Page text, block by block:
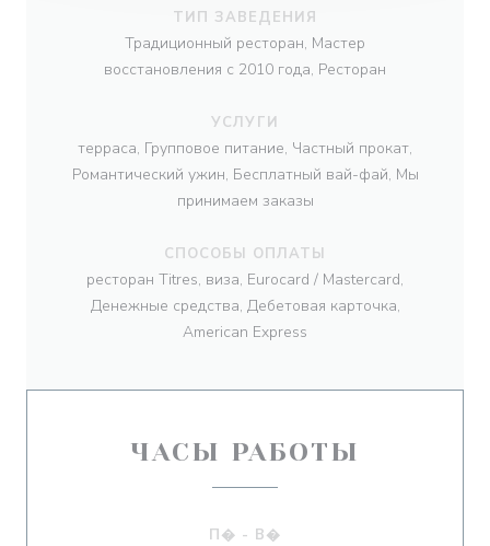
ТИП ЗАВЕДЕНИЯ
Традиционный ресторан, Мастер
восстановления с 2010 года, Ресторан
УСЛУГИ
терраса, Групповое питание, Частный прокат,
Романтический ужин, Бесплатный вай-фай, Мы
принимаем заказы
СПОСОБЫ ОПЛАТЫ
ресторан Titres, виза, Eurocard / Mastercard,
Денежные средства, Дебетовая карточка,
American Express
ЧАСЫ РАБОТЫ
П� - В�